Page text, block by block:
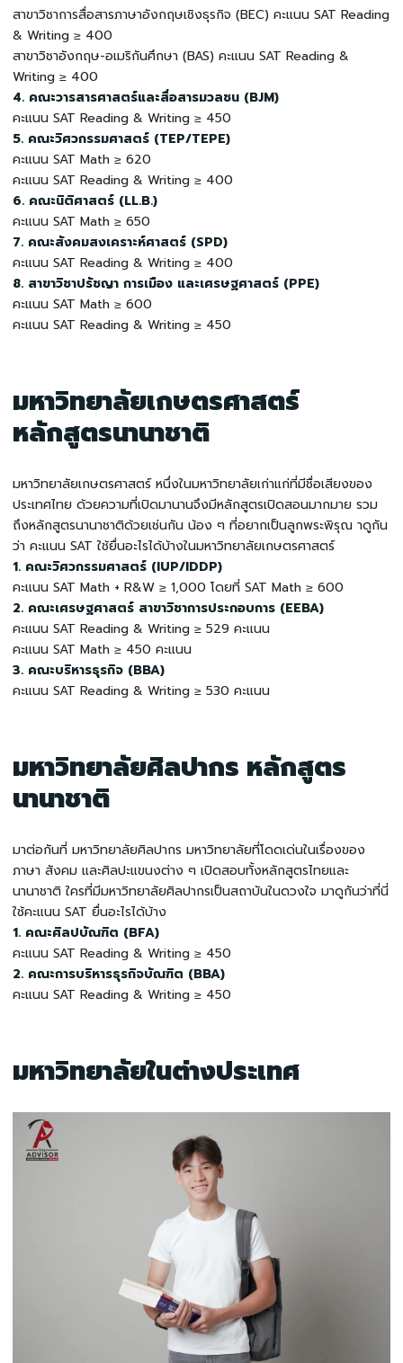
สาขาวิชาการสื่อสารภาษาอังกฤษเชิงธุรกิจ (BEC) คะแนน SAT Reading
& Writing ≥ 400
สาขาวิชาอังกฤษ-อเมริกันศึกษา (BAS) คะแนน SAT Reading &
Writing ≥ 400
4. คณะวารสารศาสตร์และสื่อสารมวลชน (BJM)
คะแนน SAT Reading & Writing ≥ 450
5. คณะวิศวกรรมศาสตร์ (TEP/TEPE)
คะแนน SAT Math ≥ 620
คะแนน SAT Reading & Writing ≥ 400
6. คณะนิติศาสตร์ (LL.B.)
คะแนน SAT Math ≥ 650
7. คณะสังคมสงเคราะห์ศาสตร์ (SPD)
คะแนน SAT Reading & Writing ≥ 400
8. สาขาวิชาปรัชญา การเมือง และเศรษฐศาสตร์ (PPE)
คะแนน SAT Math ≥ 600
คะแนน SAT Reading & Writing ≥ 450
มหาวิทยาลัยเกษตรศาสตร์
หลักสูตรนานาชาติ
มหาวิทยาลัยเกษตรศาสตร์ หนึ่งในมหาวิทยาลัยเก่าแก่ที่มีชื่อเสียงของ
ประเทศไทย ด้วยความที่เปิดมานานจึงมีหลักสูตรเปิดสอนมากมาย รวม
ถึงหลักสูตรนานาชาติด้วยเช่นกัน น้อง ๆ ที่อยากเป็นลูกพระพิรุณ าดูกัน
ว่า คะแนนSAT ใช้ยื่นอะไรได้บ้างในมหาวิทยาลัยเกษตรศาสตร์
1. คณะวิศวกรรมศาสตร์ (IUP/IDDP)
คะแนน SAT Math + R&W ≥ 1,000 โดยที่ SAT Math ≥ 600
2. คณะเศรษฐศาสตร์ สาขาวิชาการประกอบการ (EEBA)
คะแนน SAT Reading & Writing ≥ 529 คะแนน
คะแนน SAT Math ≥ 450 คะแนน
3. คณะบริหารธุรกิจ (BBA)
คะแนน SAT Reading & Writing ≥ 530 คะแนน
มหาวิทยาลัยศิลปากร หลักสูตร
นานาชาติ
มาต่อกันที่ มหาวิทยาลัยศิลปากร มหาวิทยาลัยที่โดดเด่นในเรื่องของ
ภาษา สังคม และศิลปะแขนงต่าง ๆ เปิดสอบทั้งหลักสูตรไทยและ
นานาชาติ ใครที่มีมหาวิทยาลัยศิลปากรเป็นสถาบันในดวงใจ มาดูกันว่าที่นี่
ใช้คะแนน SAT ยื่นอะไรได้บ้าง
1. คณะศิลปบัณฑิต (BFA)
คะแนน SAT Reading & Writing ≥ 450
2. คณะการบริหารธุรกิจบัณฑิต (BBA)
คะแนน SAT Reading & Writing ≥ 450
มหาวิทยาลัยในต่างประเทศ